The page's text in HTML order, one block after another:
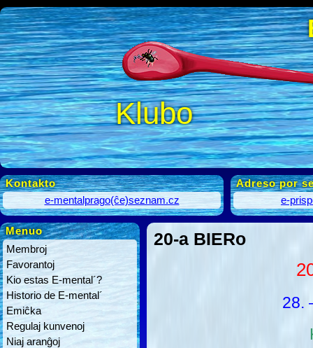
Klubo
Kontakto
e-mentalprago(ĉe)seznam.cz
Adreso por
e-
Menuo
Membroj
Favorantoj
Kio estas E-mental´?
Historio de E-mental´
Emiĉka
Regulaj kunvenoj
Niaj aranĝoj
20-a BIERo
28.